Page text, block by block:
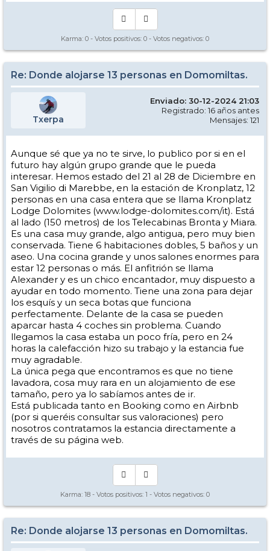
Karma: 0 - Votos positivos: 0 - Votos negativos: 0
Re: Donde alojarse 13 personas en Domomiltas.
Txerpa
Enviado: 30-12-2024 21:03
Registrado: 16 años antes
Mensajes: 121
Aunque sé que ya no te sirve, lo publico por si en el
futuro hay algún grupo grande que le pueda
interesar. Hemos estado del 21 al 28 de Diciembre en
San Vigilio di Marebbe, en la estación de Kronplatz, 12
personas en una casa entera que se llama Kronplatz
Lodge Dolomites (www.lodge-dolomites.com/it). Está
al lado (150 metros) de los Telecabinas Bronta y Miara.
Es una casa muy grande, algo antigua, pero muy bien
conservada. Tiene 6 habitaciones dobles, 5 baños y un
aseo. Una cocina grande y unos salones enormes para
estar 12 personas o más. El anfitrión se llama
Alexander y es un chico encantador, muy dispuesto a
ayudar en todo momento. Tiene una zona para dejar
los esquís y un seca botas que funciona
perfectamente. Delante de la casa se pueden
aparcar hasta 4 coches sin problema. Cuando
llegamos la casa estaba un poco fría, pero en 24
horas la calefacción hizo su trabajo y la estancia fue
muy agradable.
La única pega que encontramos es que no tiene
lavadora, cosa muy rara en un alojamiento de ese
tamaño, pero ya lo sabíamos antes de ir.
Está publicada tanto en Booking como en Airbnb
(por si queréis consultar sus valoraciones) pero
nosotros contratamos la estancia directamente a
través de su página web.
Karma: 18 - Votos positivos: 1 - Votos negativos: 0
Re: Donde alojarse 13 personas en Domomiltas.